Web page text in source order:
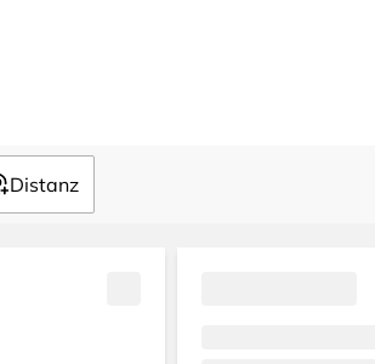
Distanz